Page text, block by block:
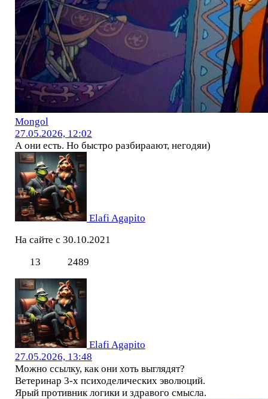
Mоngol
27.05.2026, 12:02
А они есть. Но быстро разбираают, негодяи)
Elafi Agapito
На сайте с 30.10.2021
13
2489
Elafi Agapito
27.05.2026, 13:48
Можно ссылку, как они хоть выглядят?
Ветеринар 3-х психоделических эволюций.
Ярый противник логики и здравого смысла.